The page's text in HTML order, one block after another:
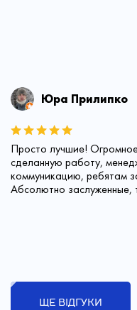
Юра Прилипко
Просто лучшие!
сделанную работу,
коммуникацию, ребятам
Абсолютно заслуженные,
ЩЕ ВІДГУКИ